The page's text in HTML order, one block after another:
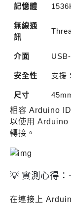
記憶體
無線通
訊
介面
安全性 支援
尺寸
相容 Arduino
以使用 Arduino
轉接。
💡 實測心得
在連接上